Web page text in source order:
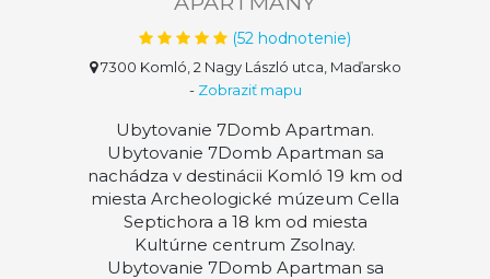
(52 hodnotenie)
7300 Komló, 2 Nagy László utca, Maďarsko
- Zobraziť mapu
Ubytovanie 7Domb Apartman.
Ubytovanie 7Domb Apartman sa
nachádza v destinácii Komló 19 km od
miesta Archeologické múzeum Cella
Septichora a 18 km od miesta
Kultúrne centrum Zsolnay.
Ubytovanie 7Domb Apartman sa